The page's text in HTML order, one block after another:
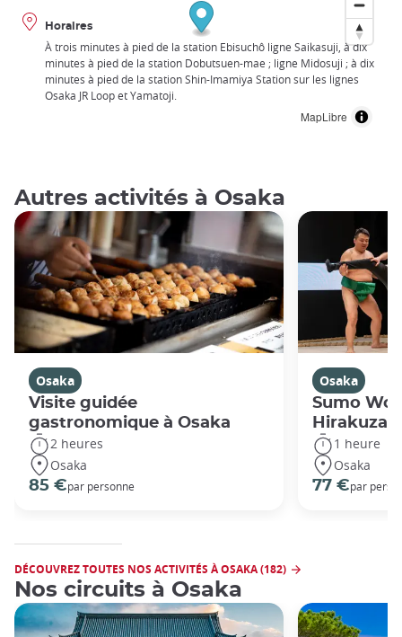
MapLibre
Horaires
À trois minutes à pied de la station Ebisuchô ligne Saikasuji, à dix
minutes à pied de la station Dobutsuen-mae ; ligne Midosuji ; à dix
minutes à pied de la station Shin-Imamiya Station sur les lignes
Osaka JR Loop et Yamatoji.
Autres activités à Osaka
Osaka
Visite guidée
gastronomique à Osaka
2 heures
Osaka
85 €par personne
Osaka
Sumo
Hirakuza
1 heure
Osaka
77 €par
DÉCOUVREZ TOUTES NOS ACTIVITÉS À OSAKA (182)
Nos circuits à Osaka